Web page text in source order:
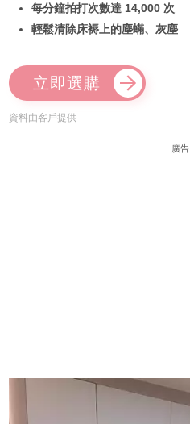
每分鐘拍打次數達 14,000 次
輕鬆清除床褥上的塵蟎、灰塵
立即選購
資料由客戶提供
廣告